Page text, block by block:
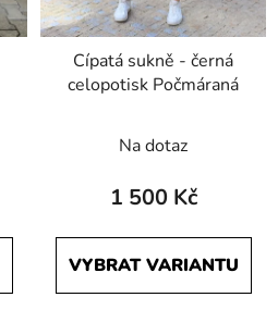
Cípatá sukně - černá
celopotisk Počmáraná
Na dotaz
1 500 Kč
VYBRAT VARIANTU